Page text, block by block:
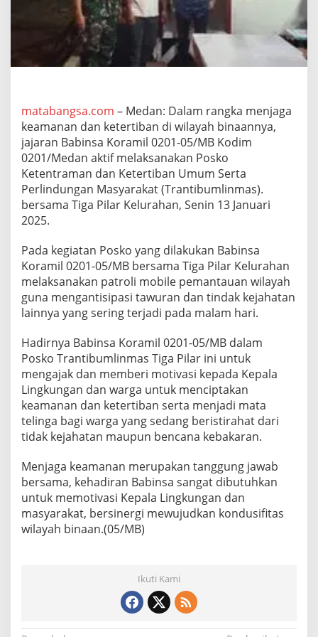
n
g
o
d
f
,
S
e
r
k
W
a
y
a
n
t
o
k
t
i
f
L
a
k
s
a
a
k
a
n
P
o
t
matabangsa.com – Medan: Dalam rangka menjaga
keamanan dan ketertiban di wilayah binaannya,
jajaran Babinsa Koramil 0201-05/MB Kodim
0201/Medan aktif melaksanakan Posko
Ketentraman dan Ketertiban Umum Serta
Perlindungan Masyarakat (Trantibumlinmas).
bersama Tiga Pilar Kelurahan, Senin 13 Januari
2025.
Pada kegiatan Posko yang dilakukan Babinsa
Koramil 0201-05/MB bersama Tiga Pilar Kelurahan
melaksanakan patroli mobile pemantauan wilayah
guna mengantisipasi tawuran dan tindak kejahatan
lainnya yang sering terjadi pada malam hari.
Hadirnya Babinsa Koramil 0201-05/MB dalam
Posko Trantibumlinmas Tiga Pilar ini untuk
mengajak dan memberi motivasi kepada Kepala
Lingkungan dan warga untuk menciptakan
keamanan dan ketertiban serta menjadi mata
telinga bagi warga yang sedang beristirahat dari
tidak kejahatan maupun bencana kebakaran.
Menjaga keamanan merupakan tanggung jawab
bersama, kehadiran Babinsa sangat dibutuhkan
untuk memotivasi Kepala Lingkungan dan
masyarakat, bersinergi mewujudkan kondusifitas
wilayah binaan.(05/MB)
Ikuti Kami